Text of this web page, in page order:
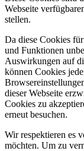
Webseite
stellen.
Da diese Cookies
und Funktionen
Auswirkungen auf
können Cookies
dieser Webseite
Cookies zu
erneut besuchen.
Wir respektieren es
möchten. Um zu